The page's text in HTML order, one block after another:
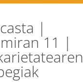
|
11 |